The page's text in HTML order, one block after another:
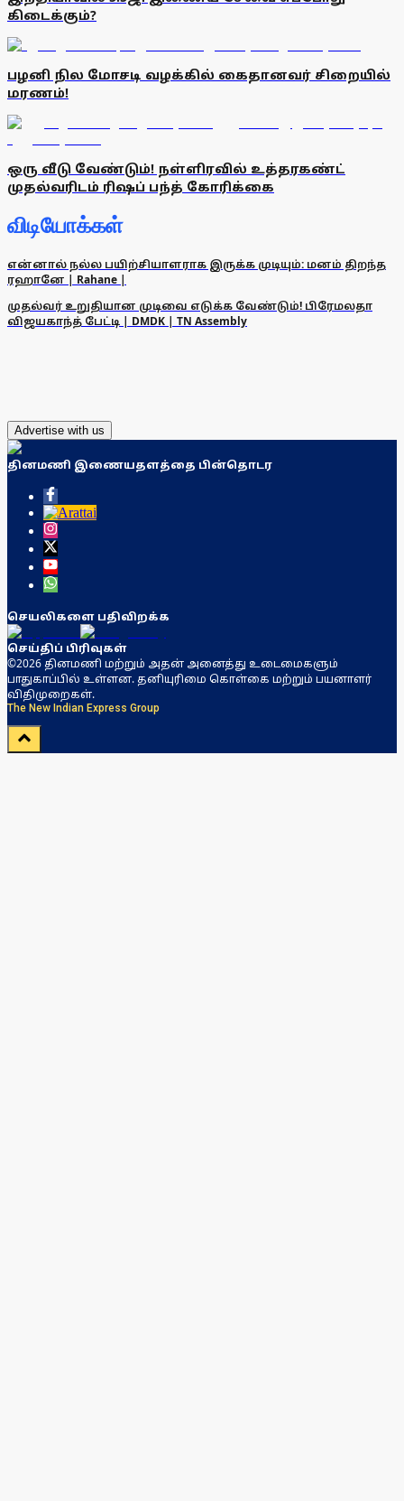
கிடைக்கும்?
பழனி நில மோசடி வழக்கில் கைதானவர் சிறையில்
மரணம்!
ஒரு வீடு வேண்டும்! நள்ளிரவில் உத்தரகண்ட்
முதல்வரிடம் ரிஷப் பந்த் கோரிக்கை
விடியோக்கள்
என்னால் நல்ல பயிற்சியாளராக இருக்க முடியும்: மனம் திறந்த
ரஹானே | Rahane |
முதல்வர் உறுதியான முடிவை எடுக்க வேண்டும்! பிரேமலதா
விஜயகாந்த் பேட்டி | DMDK | TN Assembly
Advertise with us
தினமணி இணையதளத்தை பின்தொடர
செயலிகளை பதிவிறக்க
செய்திப் பிரிவுகள்
©2026 தினமணி மற்றும் அதன் அனைத்து உடைமைகளும்
பாதுகாப்பில் உள்ளன. தனியுரிமை கொள்கை மற்றும் பயனாளர்
விதிமுறைகள்.
The New Indian Express Group